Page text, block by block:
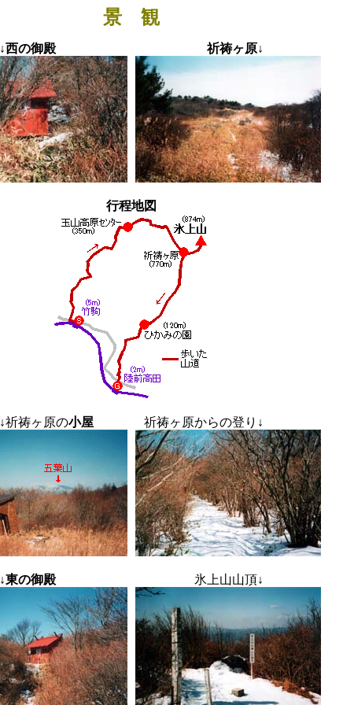
景 観
↓西の御殿 祈祷ヶ原↓
行程地図
↓祈祷ヶ原の小屋 祈祷ヶ原からの登り ↓
↓東の御殿氷上山山頂↓